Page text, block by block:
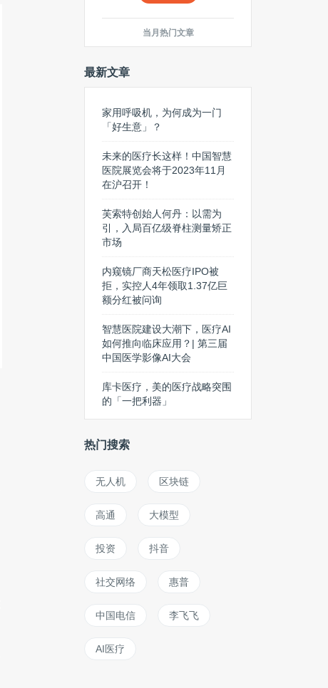
当月热门文章
最新文章
家用呼吸机，为何成为一门
「好生意」？
未来的医疗长这样！中国智慧
医院展览会将于2023年11月
在沪召开！
芙索特创始人何丹：以需为
引，入局百亿级脊柱测量矫正
市场
内窥镜厂商天松医疗IPO被
拒，实控人4年领取1.37亿巨
额分红被问询
智慧医院建设大潮下，医疗AI
如何推向临床应用？| 第三届
中国医学影像AI大会
库卡医疗，美的医疗战略突围
的「一把利器」
热门搜索
无人机 区块链
高通 大模型
投资 抖音
社交网络 惠普
中国电信 李飞飞
AI医疗